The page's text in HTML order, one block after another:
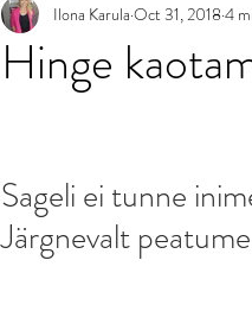
Hinge
Ilona Karula Oct 31, 20184
Sageli ei tunne
Järgnevalt